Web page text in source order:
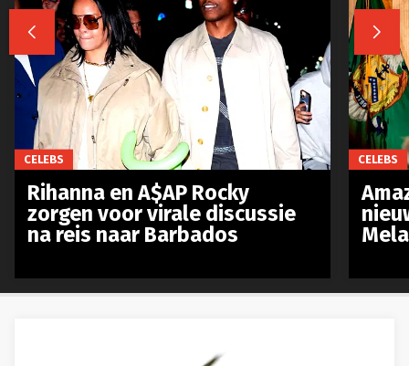
 
CELEBS
Rihanna en A$AP Rocky
zorgen voor virale discussie
na reis naar Barbados
CELEBS